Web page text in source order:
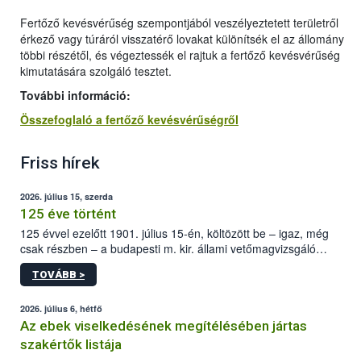
Fertőző kevésvérűség szempontjából veszélyeztetett területről
érkező vagy túráról visszatérő lovakat különítsék el az állomány
többi részétől, és végeztessék el rajtuk a fertőző kevésvérűség
kimutatására szolgáló tesztet.
További információ:
Összefoglaló a fertőző kevésvérűségről
Friss hírek
2026. július 15, szerda
125 éve történt
125 évvel ezelőtt 1901. július 15-én, költözött be – igaz, még
csak részben – a budapesti m. kir. állami vetőmagvizsgáló
állomás a Kis Rókus utca 15. szám alatti, Czigler Győző által
tervezett új épületébe.
TOVÁBB >
2026. július 6, hétfő
Az ebek viselkedésének megítélésében jártas
szakértők listája